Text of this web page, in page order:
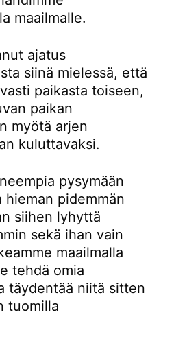
maailmalle.
ajatus
siinä mielessä, että
paikasta toiseen,
paikan
myötä arjen
kuluttavaksi.
pysymään
hieman pidemmän
siihen lyhyttä
sekä ihan vain
maailmalla
tehdä omia
täydentää niitä sitten
tuomilla